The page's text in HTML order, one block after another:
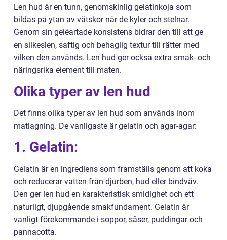
Len hud är en tunn, genomskinlig gelatinkoja som
bildas på ytan av vätskor när de kyler och stelnar.
Genom sin geléartade konsistens bidrar den till att ge
en silkeslen, saftig och behaglig textur till rätter med
vilken den används. Len hud ger också extra smak- och
näringsrika element till maten.
Olika typer av len hud
Det finns olika typer av len hud som används inom
matlagning. De vanligaste är gelatin och agar-agar:
1. Gelatin:
Gelatin är en ingrediens som framställs genom att koka
och reducerar vatten från djurben, hud eller bindväv.
Den ger len hud en karakteristisk smidighet och ett
naturligt, djupgående smakfundament. Gelatin är
vanligt förekommande i soppor, såser, puddingar och
pannacotta.